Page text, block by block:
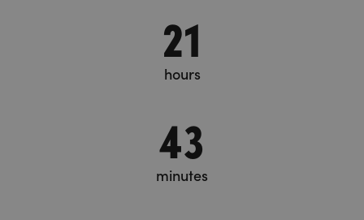
21
hours
43
minutes